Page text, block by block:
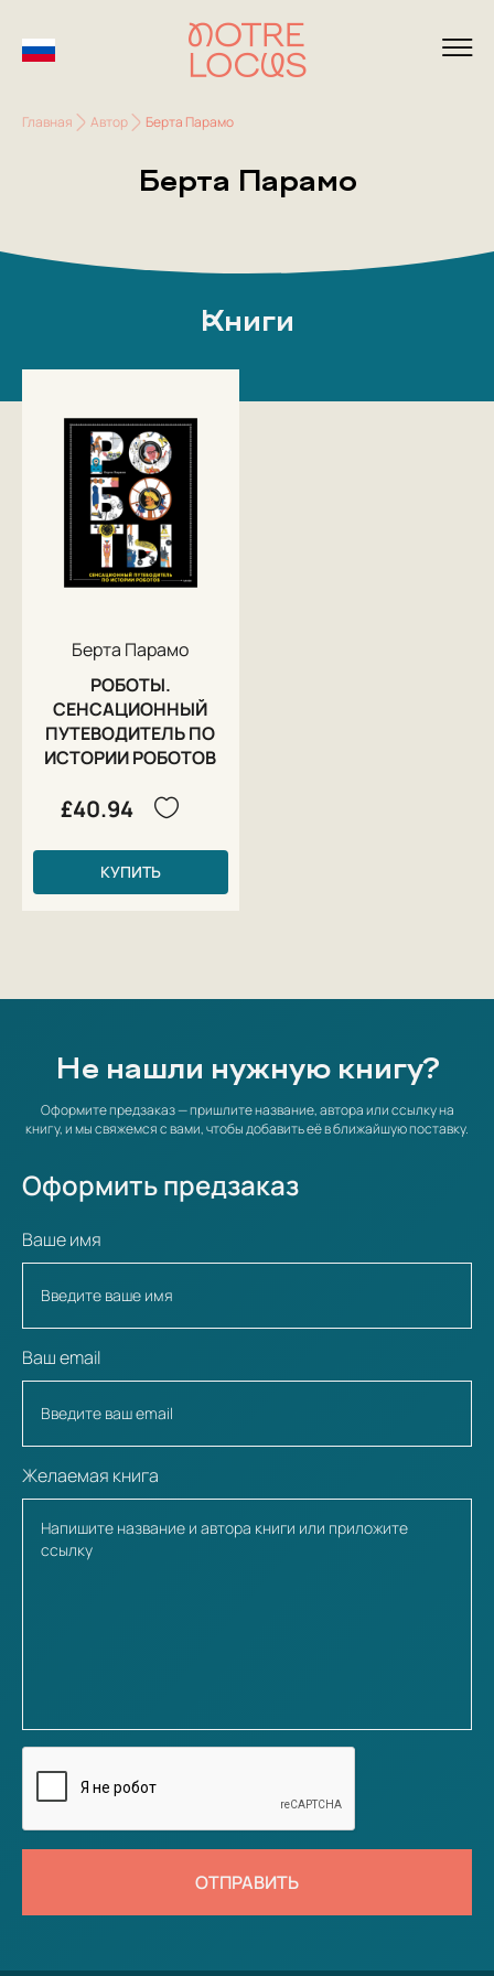
Главная Автор Берта Парамо
Берта Парамо
Книги
Берта Парамо
РОБОТЫ.
СЕНСАЦИОННЫЙ
ПУТЕВОДИТЕЛЬ ПО
ИСТОРИИ РОБОТОВ
£40.94
КУПИТЬ
Не нашли нужную книгу?
Оформите предзаказ — пришлите название, автора или ссылку на
книгу, и мы свяжемся с вами, чтобы добавить её в ближайшую поставку.
Оформить предзаказ
Ваше имя
Ваш email
Желаемая книга
ОТПРАВИТЬ